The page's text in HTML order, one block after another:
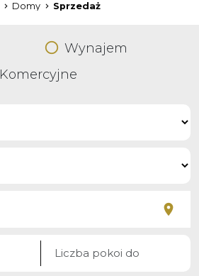
Domy Sprzedaż
Wynajem
Komercyjne